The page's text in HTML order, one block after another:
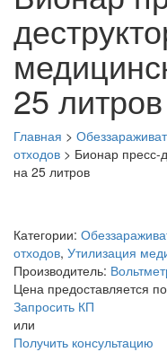
25 литров
Главная >
отходов > Бионар пресс-
на 25 литров
Категории:
отходов, Утилизация
Производитель:
Цена предоставляется
Запросить КП
или
Получить консультацию